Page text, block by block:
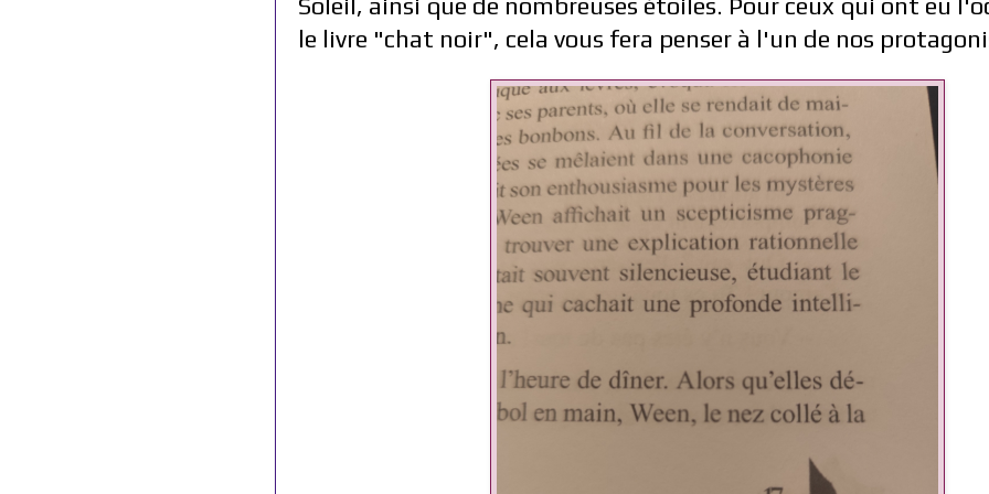
le livre "chat noir", cela vous fera penser à l'un de nos